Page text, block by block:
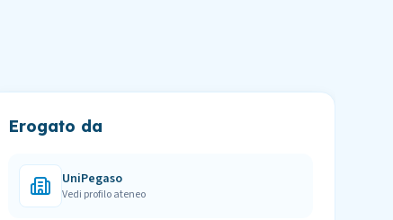
Erogato da
UniPegaso
Vedi profilo ateneo